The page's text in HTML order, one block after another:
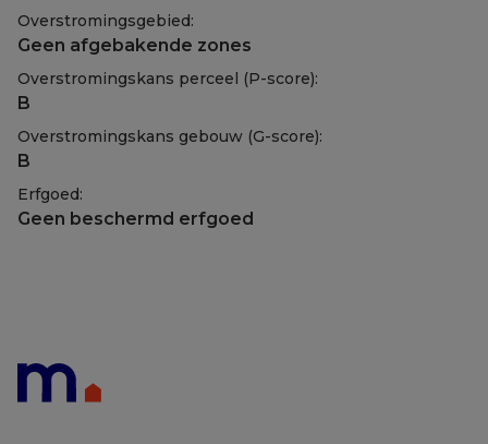
Overstromingsgebied:
Geen afgebakende zones
Overstromingskans perceel (P-score):
B
Overstromingskans gebouw (G-score):
B
Erfgoed:
Geen beschermd erfgoed